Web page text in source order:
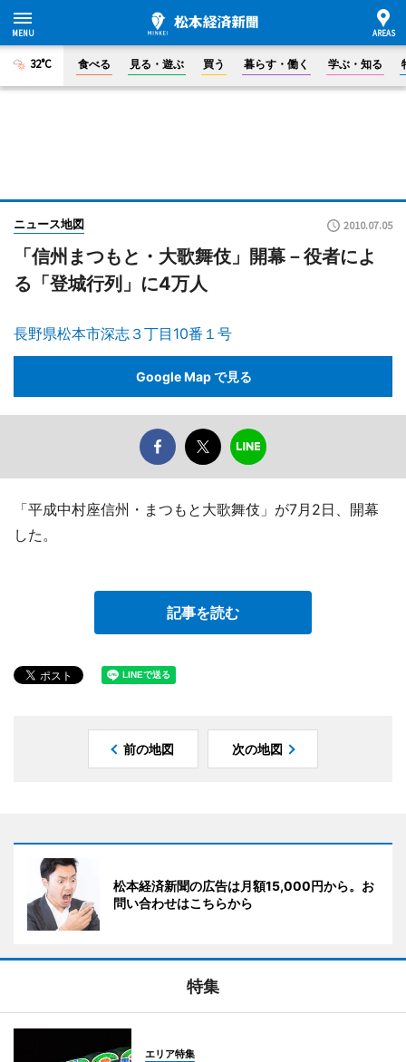
32°C 食べる 見る・遊ぶ 買う 暮らす・働く 学ぶ・知る
ニュース地図 2010.07.05
「信州まつもと・大歌舞伎」開幕－役者によ
る「登城行列」に4万人
長野県松本市深志３丁目10番１号
Google Map で見る
「平成中村座信州・まつもと大歌舞伎」が7月2日、開幕
した。
記事を読む
前の地図 次の地図
松本経済新聞の広告は月額15,000円から。お
問い合わせはこちらから
特集
エリア特集